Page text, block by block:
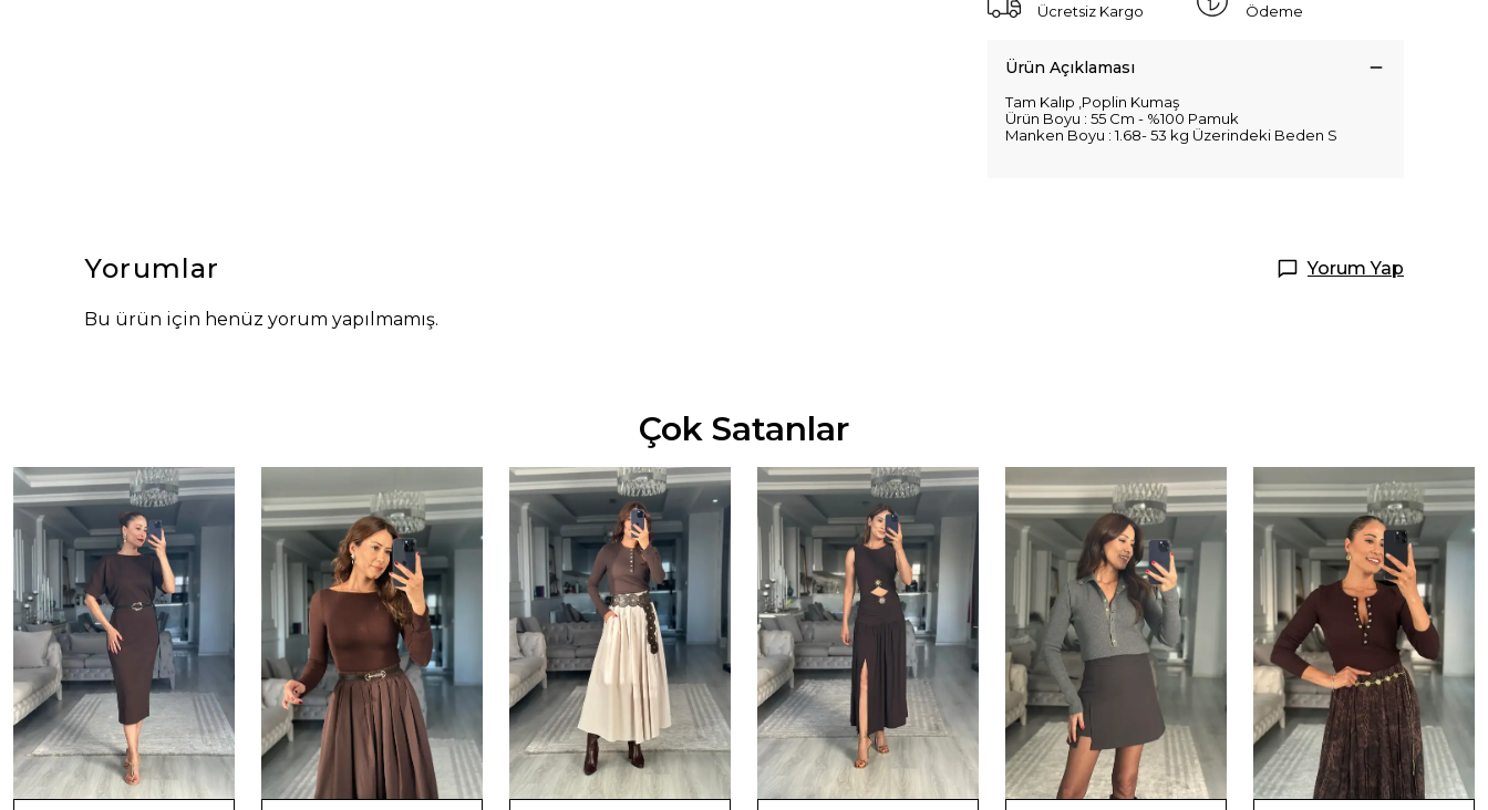
Ücretsiz Kargo
Ödeme
Ürün Açıklaması
Tam Kalıp ,Poplin Kumaş
Ürün Boyu : 55 Cm - %100 Pamuk
Manken Boyu : 1.68- 53 kg Üzerindeki Beden S
Yorumlar Yorum Yap
Bu ürün için henüz yorum yapılmamış.
Çok Satanlar